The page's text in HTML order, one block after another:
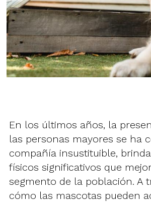
En los últimos años, la
las personas mayores se ha
compañía insustituible,
físicos significativos que
segmento de la población. A
cómo las mascotas pueden